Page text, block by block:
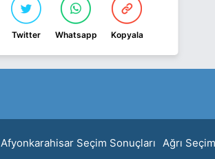
Twitter Whatsapp Kopyala
Afyonkarahisar Seçim Sonuçları Ağrı